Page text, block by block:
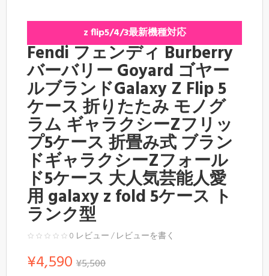
z flip5/4/3最新機種対応
Fendi フェンディ Burberry
バーバリー Goyard ゴヤー
ルブランドGalaxy Z Flip 5
ケース 折りたたみ モノグ
ラム ギャラクシーZフリッ
プ5ケース 折畳み式 ブラン
ドギャラクシーZフォール
ド5ケース 大人気芸能人愛
用 galaxy z fold 5ケース ト
ランク型
0 レビュー/レビューを書く
¥4,590 ¥5,500